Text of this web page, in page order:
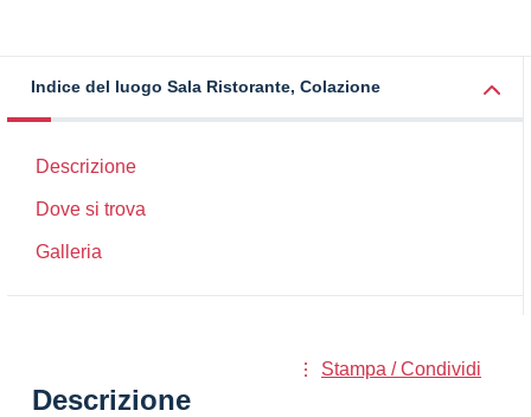
Indice del luogo Sala Ristorante, Colazione
Descrizione
Dove si trova
Galleria
Stampa / Condividi
Descrizione